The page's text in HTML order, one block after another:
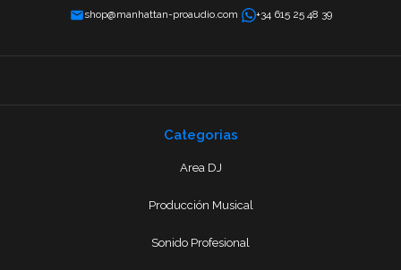
shop@manhattan-proaudio.com
+34 615 25 48 39
Categorias
Area DJ
Producción Musical
Sonido Profesional